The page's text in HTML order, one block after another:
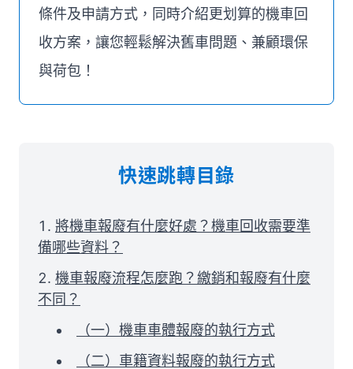
條件及申請方式，同時介紹更划算的機車回
收方案，讓您輕鬆解決舊車問題、兼顧環保
與荷包！
快速跳轉目錄
將機車報廢有什麼好處？機車回收需要準
備哪些資料？
機車報廢流程怎麼跑？繳銷和報廢有什麼
不同？
（一）機車車體報廢的執行方式
（二）車籍資料報廢的執行方式